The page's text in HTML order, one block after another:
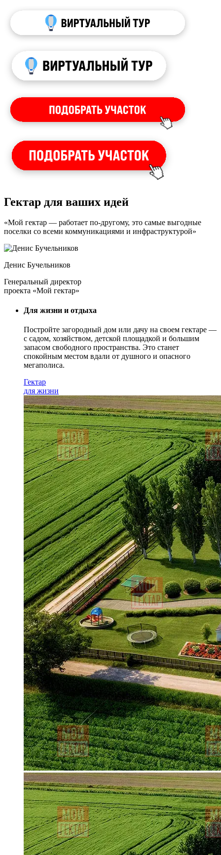
Гектар для ваших идей
«Мой гектар — работает по-другому, это самые выгодные
поселки со всеми коммуникациями и инфраструктурой»
Денис Бучельников
Генеральный директор
проекта «Мой гектар»
Для жизни и отдыха
Постройте загородный дом или дачу на своем гектаре —
с садом, хозяйством, детской площадкой и большим
запасом свободного пространства. Это станет
спокойным местом вдали от душного и опасного
мегаполиса.
Гектар
для жизни